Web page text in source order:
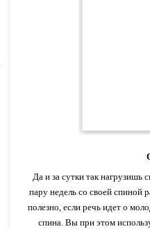
Да и за сутки так нагрузишь
пару недель со своей спиной
полезно, если речь идет о
спина. Вы при этом